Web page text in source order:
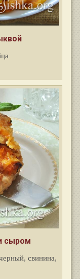
сыром
свинина,